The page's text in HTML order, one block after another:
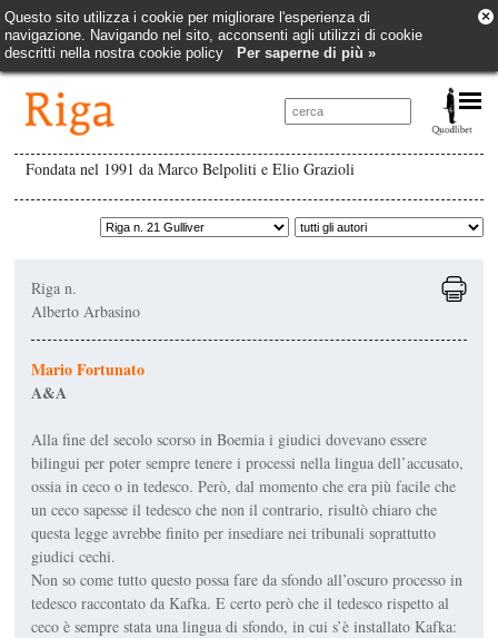
Questo sito utilizza i cookie per migliorare l'esperienza di
navigazione. Navigando nel sito, acconsenti agli utilizzi di cookie
descritti nella nostra cookie policy
Per saperne di più »
×
Fondata nel 1991 da Marco Belpoliti e Elio Grazioli
Riga n.
Alberto Arbasino
Mario Fortunato
A&A
Alla fine del secolo scorso in Boemia i giudici dovevano essere
bilingui per poter sempre tenere i processi nella lingua dell’accusato,
ossia in ceco o in tedesco. Però, dal momento che era più facile che
un ceco sapesse il tedesco che non il contrario, risultò chiaro che
questa legge avrebbe finito per insediare nei tribunali soprattutto
giudici cechi.
Non so come tutto questo possa fare da sfondo all’oscuro processo in
tedesco raccontato da Kafka. E certo però che il tedesco rispetto al
ceco è sempre stata una lingua di sfondo, in cui s’è installato Kafka: